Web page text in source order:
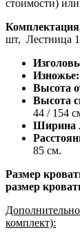
стоимости)
шт, Лестница
Изножье:
Высота
Высота
44 / 154
Ширина
85 см.
Размер
размер
комплект):